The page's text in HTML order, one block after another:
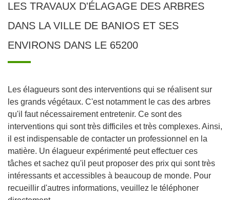
LES TRAVAUX D'ÉLAGAGE DES ARBRES
DANS LA VILLE DE BANIOS ET SES
ENVIRONS DANS LE 65200
Les élagueurs sont des interventions qui se réalisent sur
les grands végétaux. C'est notamment le cas des arbres
qu'il faut nécessairement entretenir. Ce sont des
interventions qui sont très difficiles et très complexes. Ainsi,
il est indispensable de contacter un professionnel en la
matière. Un élagueur expérimenté peut effectuer ces
tâches et sachez qu'il peut proposer des prix qui sont très
intéressants et accessibles à beaucoup de monde. Pour
recueillir d'autres informations, veuillez le téléphoner